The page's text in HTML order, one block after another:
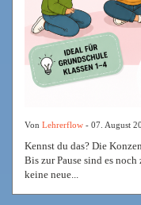
Von Lehrerflow - 07. August
Kennst du das? Die
Bis zur Pause sind es
keine neue...